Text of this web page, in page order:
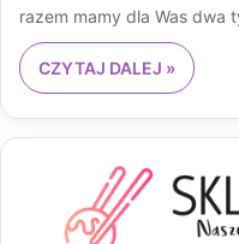
razem mamy dla Was dwa
CZYTAJ DALEJ »